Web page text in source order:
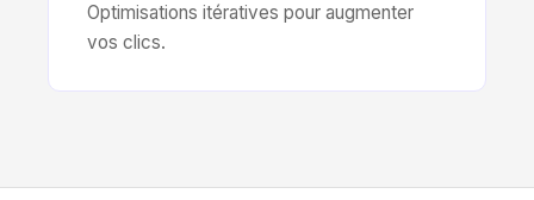
Optimisations itératives pour augmenter
vos clics.